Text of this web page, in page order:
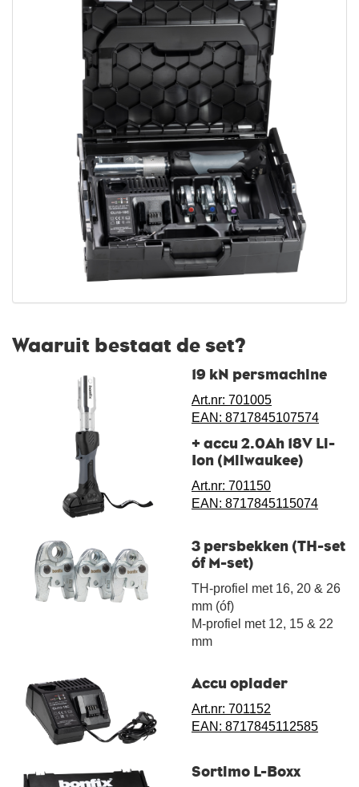
Waaruit bestaat de set?
19 kN persmachine
Art.nr: 701005
EAN: 8717845107574
+ accu 2.0Ah 18V Li-
Ion (Milwaukee)
Art.nr: 701150
EAN: 8717845115074
3 persbekken (TH-set
óf M-set)
TH-profiel met 16, 20 & 26
mm (óf)
M-profiel met 12, 15 & 22
mm
Accu oplader
Art.nr: 701152
EAN: 8717845112585
Sortimo L-Boxx